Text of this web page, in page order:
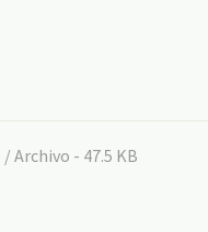
/ Archivo - 47.5 KB